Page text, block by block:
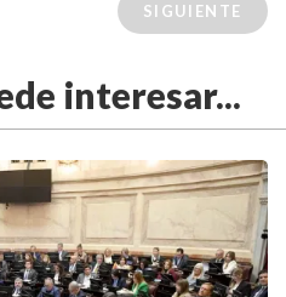
SIGUIENTE
interesar...